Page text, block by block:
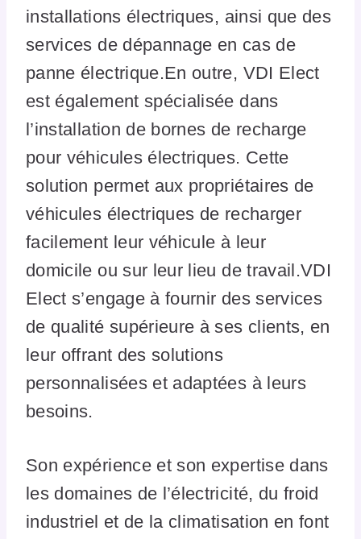
installations électriques, ainsi que des
services de dépannage en cas de
panne électrique.En outre, VDI Elect
est également spécialisée dans
l’installation de bornes de recharge
pour véhicules électriques. Cette
solution permet aux propriétaires de
véhicules électriques de recharger
facilement leur véhicule à leur
domicile ou sur leur lieu de travail.VDI
Elect s’engage à fournir des services
de qualité supérieure à ses clients, en
leur offrant des solutions
personnalisées et adaptées à leurs
besoins.
Son expérience et son expertise dans
les domaines de l’électricité, du froid
industriel et de la climatisation en font